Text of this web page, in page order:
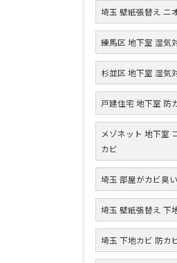
埼玉 壁紙張替え ニ
練馬区 地下室 湿気
杉並区 地下室 湿気
戸建住宅 地下室 防
メゾネット 地下室
カビ
埼玉 部屋がカビ臭い
埼玉 壁紙張替え 下
埼玉 下地カビ 防カ